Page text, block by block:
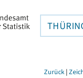
Zurück |